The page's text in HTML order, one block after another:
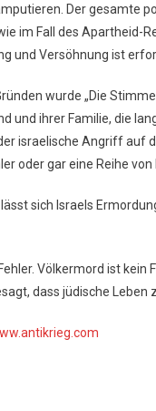
Der gesamte
im Fall des Apartheid-
und Versöhnung ist
wurde „Die
und ihrer Familie, die
israelische Angriff auf
oder gar eine Reihe von
sich Israels
Völkermord ist
dass jüdische